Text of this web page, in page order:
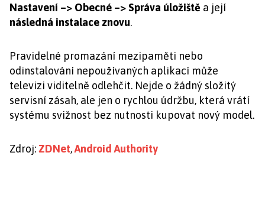
Nastavení –> Obecné –> Správa úložiště a její
následná instalace znovu.
Pravidelné promazání mezipaměti nebo
odinstalování nepoužívaných aplikací může
televizi viditelně odlehčit. Nejde o žádný složitý
servisní zásah, ale jen o rychlou údržbu, která vrátí
systému svižnost bez nutnosti kupovat nový model.
Zdroj:ZDNet,Android Authority